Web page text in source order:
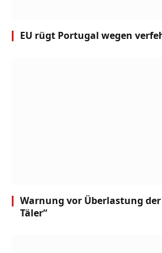
EU rügt Portugal wegen
Warnung vor Überlastung der
Täler“